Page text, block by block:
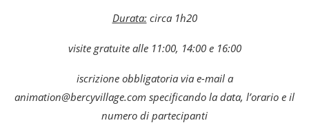
Durata:circa 1h20
visite gratuite alle 11:00, 14:00 e 16:00
iscrizione obbligatoria via e-mail a
animation@bercyvillage.com specificando la data, l’orario e il
numero di partecipanti